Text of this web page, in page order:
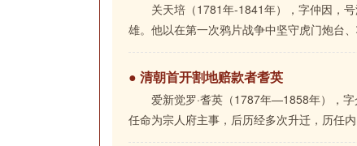
关天培（1781年-1841年），字仲因，
雄。他以在第一次鸦片战争中坚守虎门炮台、
● 清朝首开割地赔款者耆英
爱新觉罗·耆英（1787年—1858年），
任命为宗人府主事，后历经多次升迁，历任内